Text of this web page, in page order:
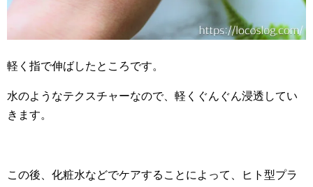
軽く指で伸ばしたところです。
水のようなテクスチャーなので、軽くぐんぐん浸透してい
きます。
この後、化粧水などでケアすることによって、ヒト型プラ